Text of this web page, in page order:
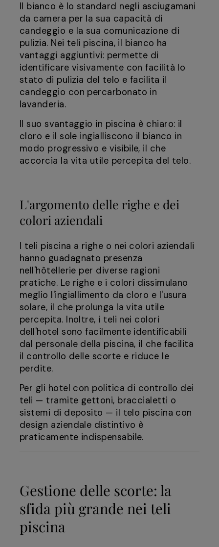
Il bianco è lo standard negli asciugamani
da camera per la sua capacità di
candeggio e la sua comunicazione di
pulizia. Nei teli piscina, il bianco ha
vantaggi aggiuntivi: permette di
identificare visivamente con facilità lo
stato di pulizia del telo e facilita il
candeggio con percarbonato in
lavanderia.
Il suo svantaggio in piscina è chiaro: il
cloro e il sole ingialliscono il bianco in
modo progressivo e visibile, il che
accorcia la vita utile percepita del telo.
L'argomento delle righe e dei
colori aziendali
I teli piscina a righe o nei colori aziendali
hanno guadagnato presenza
nell'hôtellerie per diverse ragioni
pratiche. Le righe e i colori dissimulano
meglio l'ingiallimento da cloro e l'usura
solare, il che prolunga la vita utile
percepita. Inoltre, i teli nei colori
dell'hotel sono facilmente identificabili
dal personale della piscina, il che facilita
il controllo delle scorte e riduce le
perdite.
Per gli hotel con politica di controllo dei
teli — tramite gettoni, braccialetti o
sistemi di deposito — il telo piscina con
design aziendale distintivo è
praticamente indispensabile.
Gestione delle scorte: la
sfida più grande nei teli
piscina